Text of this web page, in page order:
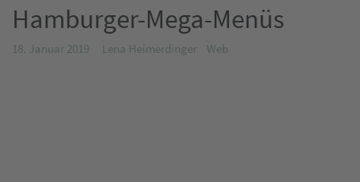
Hamburger-Mega-Menüs
18. Januar 2019 Lena Heimerdinger Web